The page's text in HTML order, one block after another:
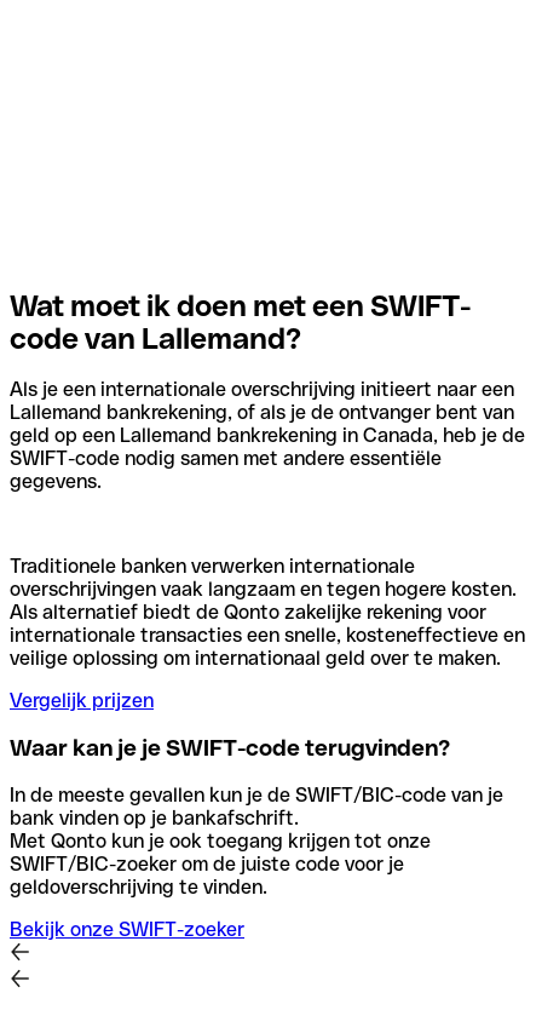
Wat moet ik doen met een SWIFT-
code van Lallemand?
Als je een internationale overschrijving initieert naar een
Lallemand bankrekening, of als je de ontvanger bent van
geld op een Lallemand bankrekening in Canada, heb je de
SWIFT-code nodig samen met andere essentiële
gegevens.
Traditionele banken verwerken internationale
overschrijvingen vaak langzaam en tegen hogere kosten.
Als alternatief biedt de Qonto zakelijke rekening voor
internationale transacties een snelle, kosteneffectieve en
veilige oplossing om internationaal geld over te maken.
Vergelijk prijzen
Waar kan je je SWIFT-code terugvinden?
In de meeste gevallen kun je de SWIFT/BIC-code van je
bank vinden op je bankafschrift.
Met Qonto kun je ook toegang krijgen tot onze
SWIFT/BIC-zoeker om de juiste code voor je
geldoverschrijving te vinden.
Bekijk onze SWIFT-zoeker